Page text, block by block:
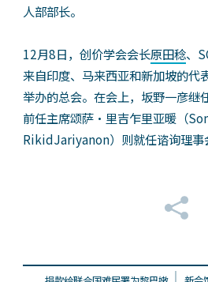
人部部长。
12月8日，创价学会会长原田稔、
来自印度、马来西亚和新加坡的代
举办的总会。在会上，坂野一彦继
前任主席颂萨‧里吉乍里亚暖（
RikidJariyanon）则就任谘询理事